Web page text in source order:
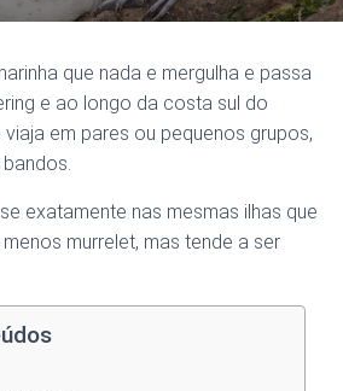
que nada e mergulha e passa
e ao longo da costa sul do
em pares ou pequenos grupos,
exatamente nas mesmas ilhas que
murrelet, mas tende a ser